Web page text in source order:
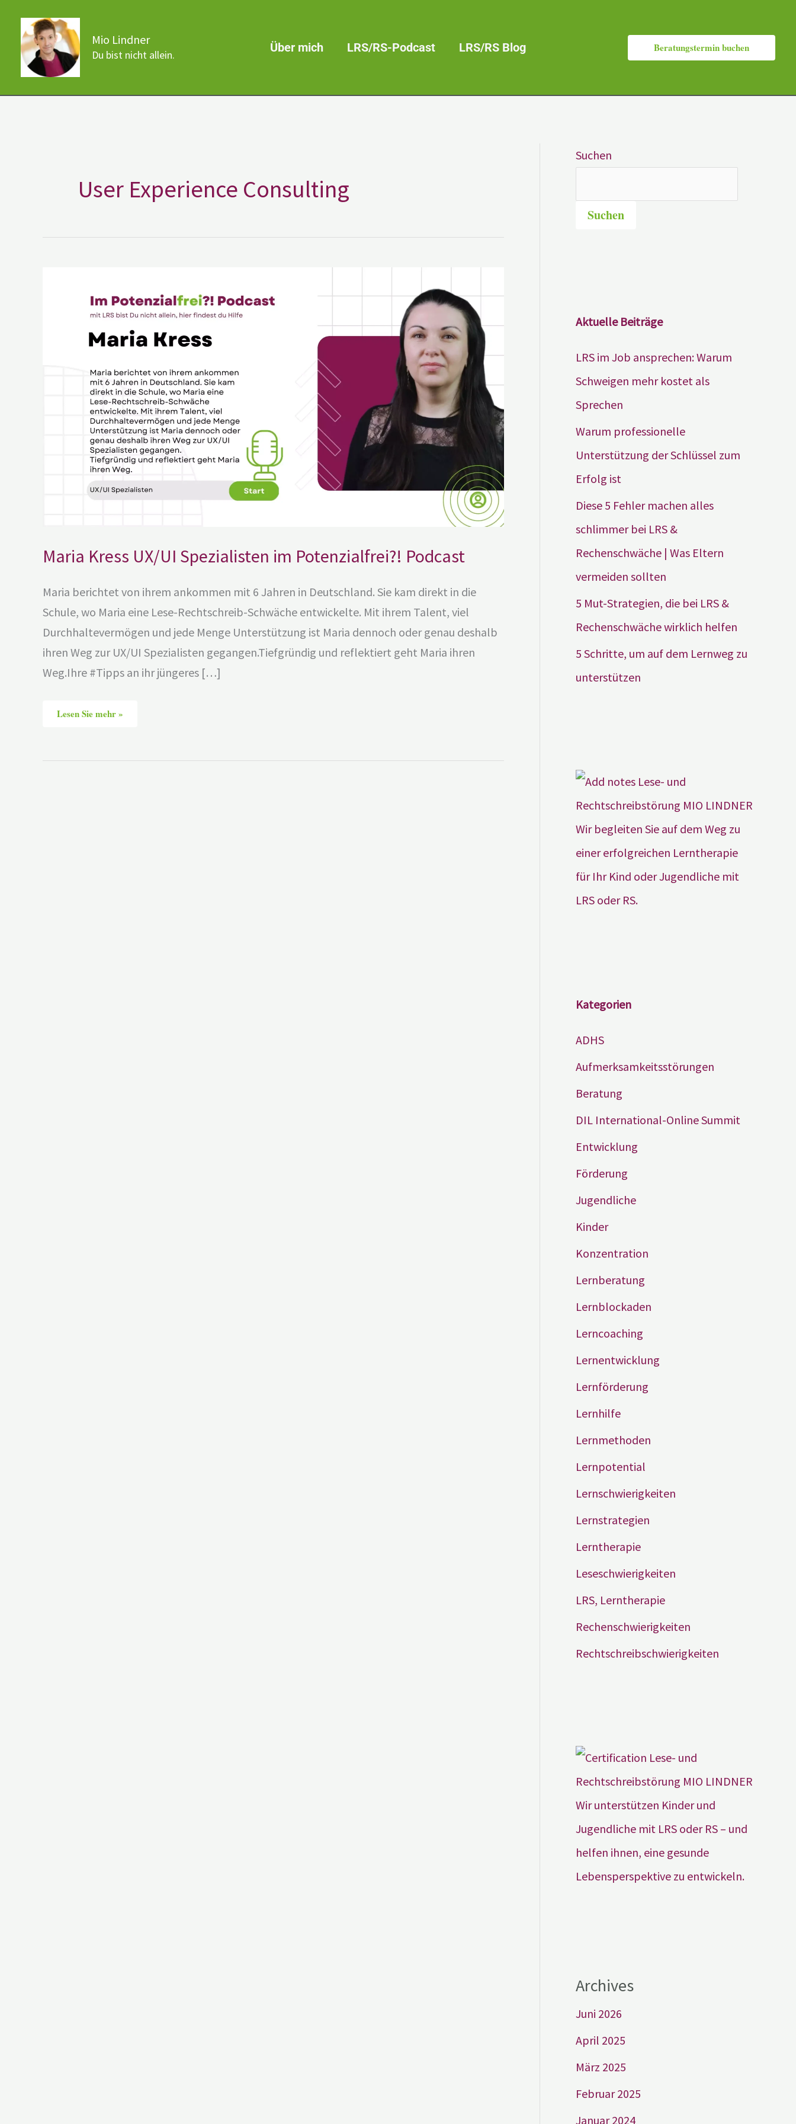
Inhalt
springen
Mio Lindner
Du bist nicht allein. Über mich LRS/RS-Podcast LRS/RS Blog Beratungstermin buchen
User Experience Consulting
Maria Kress UX/UI Spezialisten im Potenzialfrei?! Podcast
Maria berichtet von ihrem ankommen mit 6 Jahren in Deutschland. Sie kam direkt in die
Schule, wo Maria eine Lese-Rechtschreib-Schwäche entwickelte. Mit ihrem Talent, viel
Durchhaltevermögen und jede Menge Unterstützung ist Maria dennoch oder genau deshalb
ihren Weg zur UX/UI Spezialisten gegangen.Tiefgründig und reflektiert geht Maria ihren
Weg.Ihre #Tipps an ihr jüngeres […]
Spezialisten
Potenzialfrei?!
Lesen Sie mehr »
Suchen
Suchen
Aktuelle Beiträge
LRS im Job ansprechen: Warum
Schweigen mehr kostet als
Sprechen
Warum professionelle
Unterstützung der Schlüssel zum
Erfolg ist
Diese 5 Fehler machen alles
schlimmer bei LRS &
Rechenschwäche | Was Eltern
vermeiden sollten
5 Mut-Strategien, die bei LRS &
Rechenschwäche wirklich helfen
5 Schritte, um auf dem Lernweg zu
unterstützen
Wir begleiten Sie auf dem Weg zu
einer erfolgreichen Lerntherapie
für Ihr Kind oder Jugendliche mit
LRS oder RS.
Kategorien
ADHS
Aufmerksamkeitsstörungen
Beratung
DIL International-Online Summit
Entwicklung
Förderung
Jugendliche
Kinder
Konzentration
Lernberatung
Lernblockaden
Lerncoaching
Lernentwicklung
Lernförderung
Lernhilfe
Lernmethoden
Lernpotential
Lernschwierigkeiten
Lernstrategien
Lerntherapie
Leseschwierigkeiten
LRS, Lerntherapie
Rechenschwierigkeiten
Rechtschreibschwierigkeiten
Wir unterstützen Kinder und
Jugendliche mit LRS oder RS – und
helfen ihnen, eine gesunde
Lebensperspektive zu entwickeln.
Archives
Juni 2026
April 2025
März 2025
Februar 2025
Januar 2024